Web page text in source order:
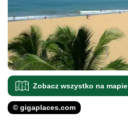
Zobacz wszystko na mapie
© gigaplaces.com